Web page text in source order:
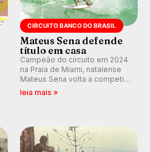
CIRCUITO BANCO DO BRASIL
Mateus Sena defende
título em casa
Campeão do circuito em 2024
na Praia de Miami, natalense
Mateus Sena volta a competir
em casa em busca de manter a
leia mais »